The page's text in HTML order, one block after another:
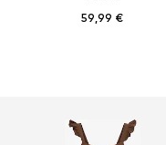
59,99 €